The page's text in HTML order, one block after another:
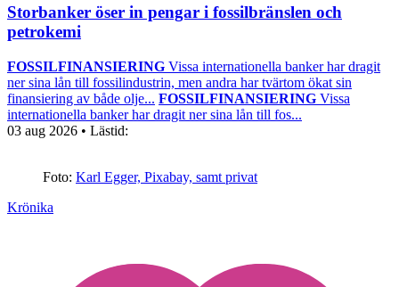
Storbanker öser in pengar i fossilbränslen och
petrokemi
FOSSILFINANSIERING Vissa internationella banker har dragit
ner sina lån till fossilindustrin, men andra har tvärtom ökat sin
finansiering av både olje... FOSSILFINANSIERING Vissa
internationella banker har dragit ner sina lån till fos...
03 aug 2026 • Lästid:
Foto: Karl Egger, Pixabay, samt privat
Krönika